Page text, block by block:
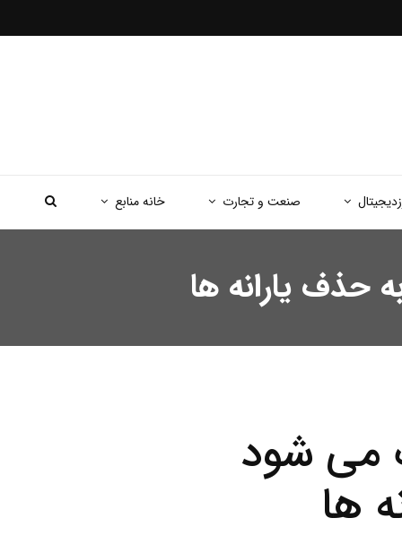
صنعت و تجارت خانه منابع
حذف یارانه ها
می شود
ها